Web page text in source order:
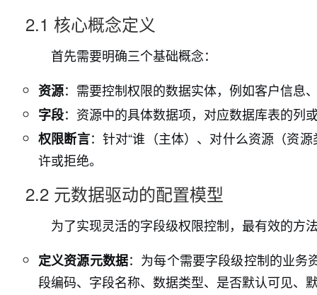
2.1 核心概念定义
首先需要明确三个基础概念：
资源：需要控制权限的数据实体，例如客户信息
字段：资源中的具体数据项，对应数据库表的列
权限断言：针对“谁（主体）、对什么资源（资
许或拒绝。
2.2 元数据驱动的配置模型
为了实现灵活的字段级权限控制，最有效的方
定义资源元数据：为每个需要字段级控制的业
段编码、字段名称、数据类型、是否默认可见、